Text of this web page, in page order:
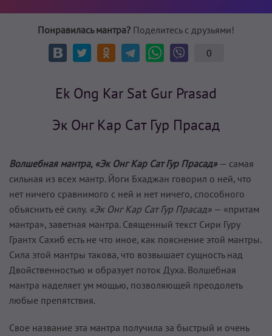
Понравилась мантра? Поделитесь с друзьями!
0
Ek Ong Kar Sat Gur Prasad
Эк Онг Кар Сат Гур Прасад
Волшебная мантра, «Эк Онг Кар Сат Гур Прасад»— самая
сильная из всех мантр. Йоги Бхаджан говорил о ней, что
нет ничего сравнимого с ней и нет ничего, способного
объяснить её силу. «Эк Онг Кар Сат Гур Прасад» — «притам
мантра», заветная мантра. Священный текст Сири Гуру
Грантх Сахиб есть не что иное, как пояснение этой мантры.
Сила этой мантры такова, что возвышает сущность над
Двойственностью и образует поток Духа. Волшебная
мантра наделяет ум мощью, позволяющей преодолеть
любые препятствия.
Свое название эта мантра получила за быстрый и очень